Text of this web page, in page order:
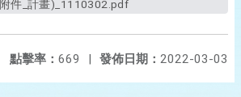
附件_計畫)_1110302.pdf
發佈日期： 2022-03-03
點擊率： 669 |